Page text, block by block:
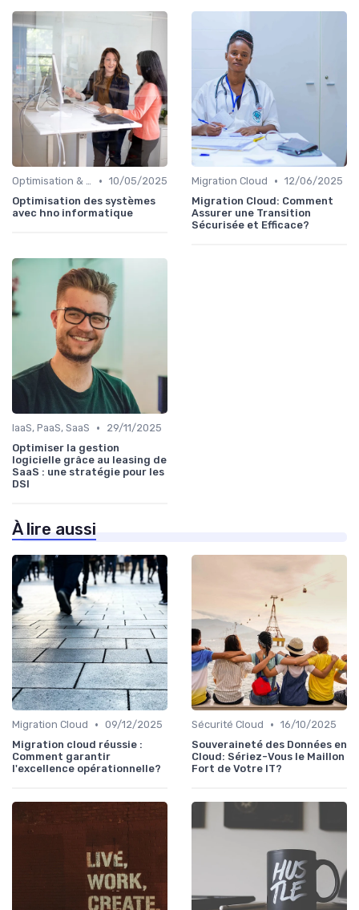
Optimisation & Coûts • 10/05/2025
Optimisation des systèmes
avec hno informatique
Migration Cloud • 12/06/2025
Migration Cloud: Comment
Assurer une Transition
Sécurisée et Efficace?
IaaS, PaaS, SaaS •
29/11/2025
Optimiser la gestion
logicielle grâce au leasing de
SaaS : une stratégie pour les
DSI
À lire aussi
Migration Cloud • 09/12/2025
Migration cloud réussie :
Comment garantir
l'excellence opérationnelle?
Sécurité Cloud • 16/10/2025
Souveraineté des Données en
Cloud: Sériez-Vous le Maillon
Fort de Votre IT?